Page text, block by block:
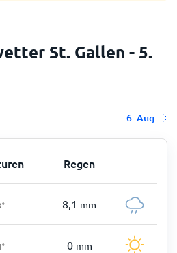
St. Gallen - 5.
6. Aug
Regen
° 8,1 mm
° 0 mm